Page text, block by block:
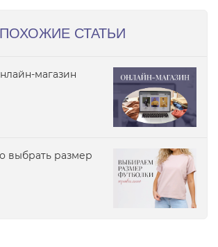
ПОХОЖИЕ СТАТЬИ
магазин
выбрать размер